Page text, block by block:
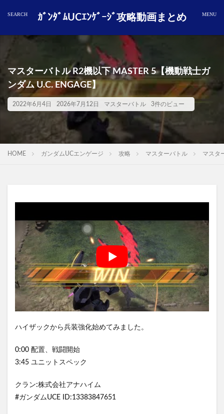
ｶﾞﾝﾀﾞﾑUCｴﾝｹﾞｰｼﾞ攻略動画まとめ
マスターバトル R2機以下 MASTER 5【機動戦士ガ
ンダム U.C. ENGAGE】
2022年6月4日 2026年7月12日 マスターバトル 3件のビュー
HOME ガンダムUCエンゲージ 攻略 マスターバトル マスタ
ハイザックから兵装強化始めてみました。
0:00 配置、戦闘開始
3:45 ユニットスペック
クラン:株式会社アナハイム
#ガンダムUCE ID:13383847651